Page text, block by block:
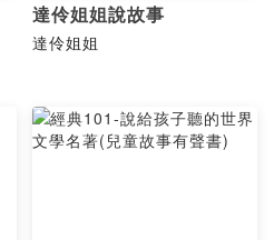
達伶姐姐說故事
達伶姐姐